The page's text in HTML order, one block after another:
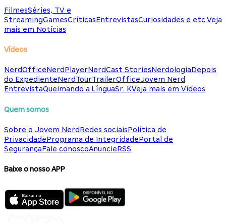
FilmesSéries, TV e
StreamingGamesCríticasEntrevistasCuriosidades e etc.Veja
mais em Notícias
Vídeos
NerdOfficeNerdPlayerNerdCast StoriesNerdologiaDepois
do ExpedienteNerdTourTrailerOfficeJovem Nerd
EntrevistaQueimando a LínguaSr. KVeja mais em Vídeos
Quem somos
Sobre o Jovem NerdRedes sociaisPolítica de
PrivacidadePrograma de IntegridadePortal de
SegurançaFale conoscoAnuncieRSS
Baixe o nosso APP